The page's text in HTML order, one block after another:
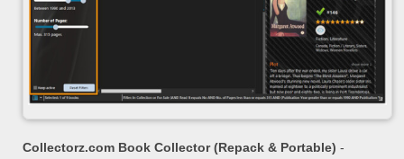
Collectorz.com Book Collector (Repack & Portable) -